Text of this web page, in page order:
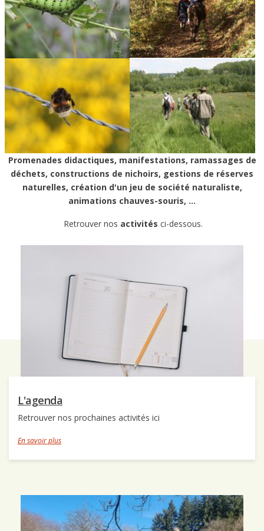
Promenades didactiques, manifestations, ramassages de
déchets, constructions de nichoirs, gestions de réserves
naturelles, création d'un jeu de société naturaliste,
animations chauves-souris, ...
Retrouver nos activités ci-dessous.
L'agenda
Retrouver nos prochaines activités ici
En savoir plus